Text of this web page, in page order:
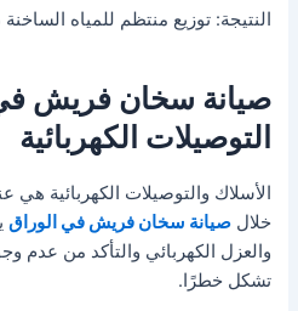
النتيجة: توزيع منتظم للمياه
صيانة سخان فريش
التوصيلات الكهربائية
الأسلاك والتوصيلات الكهربائية
خلالصيانة سخان فريش في الوراق
والعزل الكهربائي والتأكد من عدم
تشكل خطرًا.